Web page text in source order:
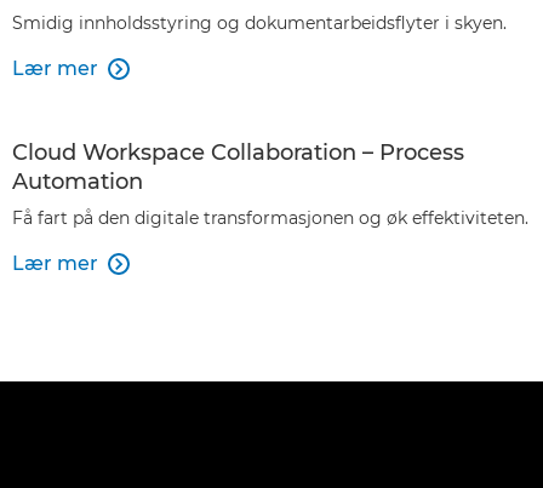
Smidig innholdsstyring og dokumentarbeidsflyter i skyen.
Lær mer 
Cloud Workspace Collaboration – Process
Automation
Få fart på den digitale transformasjonen og øk effektiviteten.
Lær mer 